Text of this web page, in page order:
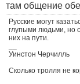
там общение
Русские могут
глупыми людьми, но
них на пути.
Уинстон Черчилль
Сколько тролля не